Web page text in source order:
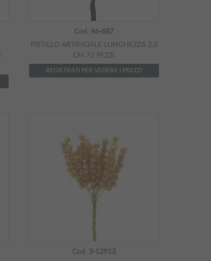
Cod. 46-687
PISTILLO ARTIFICIALE LUNGHEZZA 2,5
CM 72 PEZZI
REGISTRATI PER VEDERE I PREZZI
Cod. 3-12913